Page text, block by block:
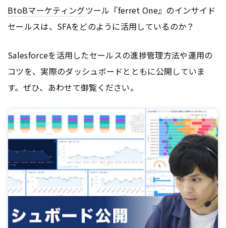
BtoBマーケティングツール『ferret One』のインサイド
セールスは、SFAをどのように活用しているのか？
Salesforceを活用したセールスの進捗管理方法や運用の
コツを、実際のダッシュボードとともに公開していま
す。ぜひ、あわせて御覧ください。